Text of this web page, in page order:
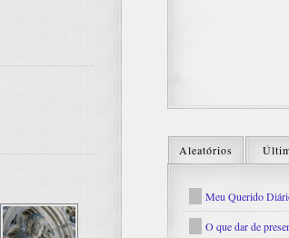
Aleatórios
Meu Querido
O que dar de